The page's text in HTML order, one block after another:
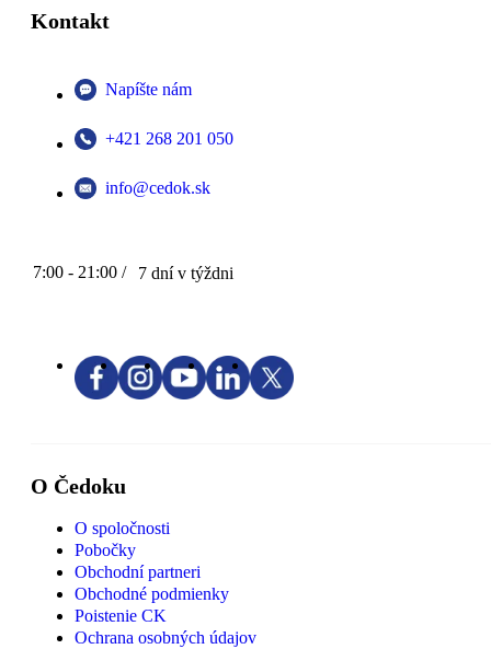
Kontakt
Napíšte nám
+421 268 201 050
info@cedok.sk
7:00 - 21:00 / 7 dní v týždni
O Čedoku
O spoločnosti
Pobočky
Obchodní partneri
Obchodné podmienky
Poistenie CK
Ochrana osobných údajov